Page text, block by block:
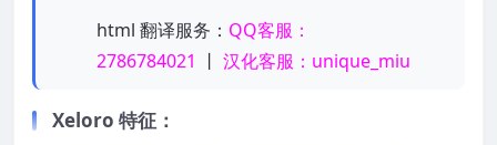
html 翻译服务： QQ客服：
2786784021
丨 汉化客服：unique_miu
Xeloro 特征：